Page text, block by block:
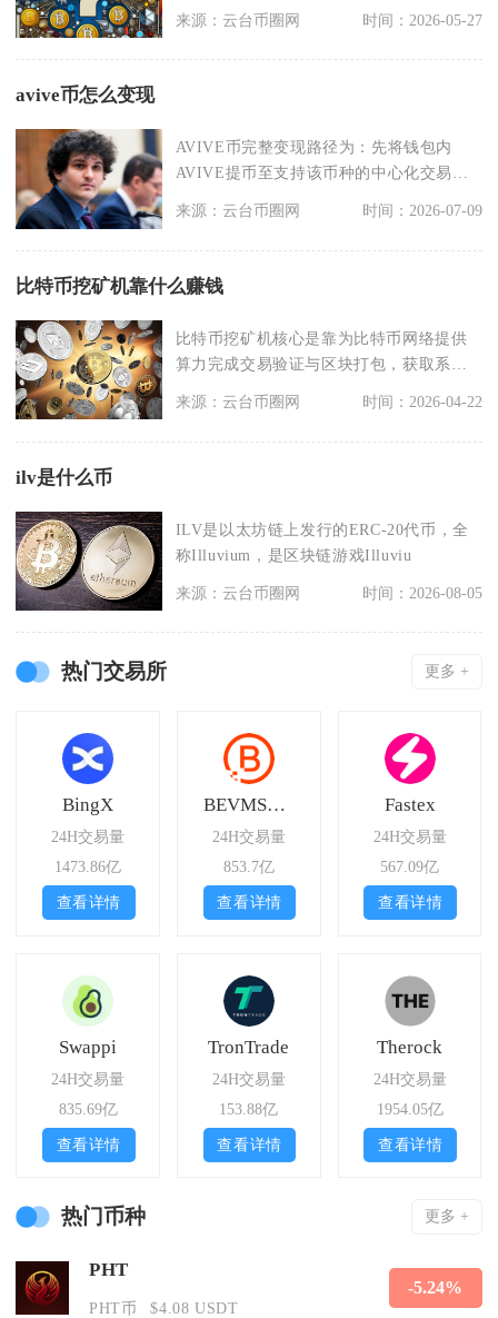
来源：云台币圈网 时间：2026-05-27
avive币怎么变现
AVIVE币完整变现路径为：先将钱包内
AVIVE提币至支持该币种的中心化交易
所，通过现货交
来源：云台币圈网 时间：2026-07-09
比特币挖矿机靠什么赚钱
比特币挖矿机核心是靠为比特币网络提供
算力完成交易验证与区块打包，获取系统
发放的区块奖励与用
来源：云台币圈网 时间：2026-04-22
ilv是什么币
ILV是以太坊链上发行的ERC-20代币，全
称Illuvium，是区块链游戏Illuviu
来源：云台币圈网 时间：2026-08-05
热门交易所 更多 +
BingX
24H交易量
1473.86亿
查看详情
BEVMSwap
24H交易量
853.7亿
查看详情
Fastex
24H交易量
567.09亿
查看详情
Swappi
24H交易量
835.69亿
查看详情
TronTrade
24H交易量
153.88亿
查看详情
Therock
24H交易量
1954.05亿
查看详情
热门币种 更多 +
PHT
PHT币 $4.08 USDT
-5.24%